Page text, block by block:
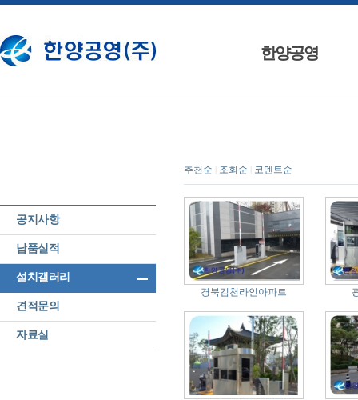
한양공영
특허및 인증
오시는 길
공지사항
납품실적
설치갤러리
견적문의
자료실
추천순 조회순 코멘트순
경북김천라인아파트